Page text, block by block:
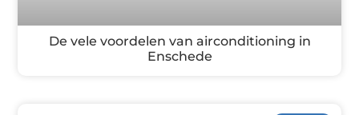
De vele voordelen van airconditioning in
Enschede